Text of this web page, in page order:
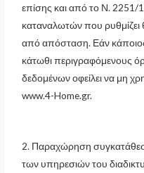
επίσης και από το Ν. 2251/
καταναλωτών που ρυθμίζει
από απόσταση. Εάν
κάτωθι περιγραφόμενους
δεδομένων οφείλει να μη
www.4-Home.gr.
2. Παραχώρηση
των υπηρεσιών του